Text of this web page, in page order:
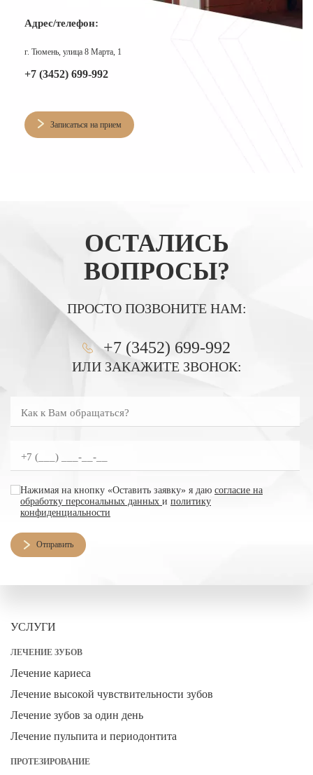
Адрес/телефон:
г. Тюмень, улица 8 Марта, 1
+7 (3452) 699-992
Записаться на прием
ОСТАЛИСЬ
ВОПРОСЫ?
ПРОСТО ПОЗВОНИТЕ НАМ:
+7 (3452) 699-992
ИЛИ ЗАКАЖИТЕ ЗВОНОК:
согласие на обработку персональных данных
Нажимая на кнопку «Оставить заявку» я даю согласие на
обработку персональных данных и политику
конфиденциальности
Отправить
УСЛУГИ
ЛЕЧЕНИЕ ЗУБОВ
Лечение кариеса
Лечение высокой чувствительности зубов
Лечение зубов за один день
Лечение пульпита и периодонтита
ПРОТЕЗИРОВАНИЕ